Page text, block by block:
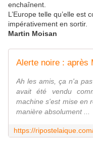
enchaînent.
L’Europe telle qu’elle est
impérativement en sortir.
Martin Moisan
Ah les amis, ça n'a
avait été vendu
machine s'est mise en
manière absolument ...